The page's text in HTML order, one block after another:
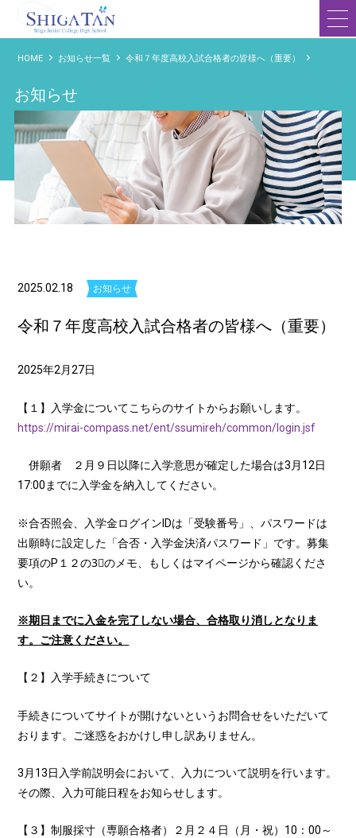
滋賀短期大学附属高等学校
HOME
お知らせ一覧 令和７年度高校入試合格者の皆様へ（重要）
お知らせ
2025.02.18 お知らせ
令和７年度高校入試合格者の皆様へ（重要）
2025年2月27日
【１】入学金についてこちらのサイトからお願いします。
https://mirai-compass.net/ent/ssumireh/common/login.jsf
併願者 ２月９日以降に入学意思が確定した場合は3月12日
17:00までに入学金を納入してください。
※合否照会、入学金ログインIDは「受験番号」、パスワードは
出願時に設定した「合否・入学金決済パスワード」です。募集
要項のP１２の3⃣のメモ、もしくはマイページから確認くださ
い。
※期日までに入金を完了 しない場合、合格取り消しとなりま
す。ご注意ください。
【２】入学手続きについて
手続きについてサイトが開けないというお問合せをいただいて
おります。ご迷惑をおかけし申し訳ありません。
3月13日入学前説明会において、入力について説明を行います。
その際、入力可能日程をお知らせします。
【３】制服採寸（専願合格者）２月２４日（月・祝）10：00～